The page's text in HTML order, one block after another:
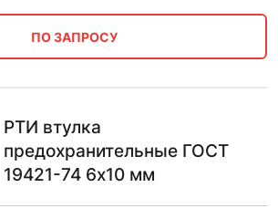
ПО ЗАПРОСУ
РТИ втулка
предохранительные ГОСТ
19421-74 6х10 мм